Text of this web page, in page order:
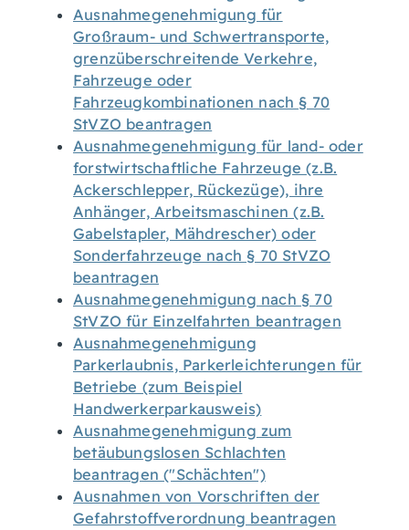
Ausnahmegenehmigung für
Großraum- und Schwertransporte,
grenzüberschreitende Verkehre,
Fahrzeuge oder
Fahrzeugkombinationen nach § 70
StVZO beantragen
Ausnahmegenehmigung für land- oder
forstwirtschaftliche Fahrzeuge (z.B.
Ackerschlepper, Rückezüge), ihre
Anhänger, Arbeitsmaschinen (z.B.
Gabelstapler, Mähdrescher) oder
Sonderfahrzeuge nach § 70 StVZO
beantragen
Ausnahmegenehmigung nach § 70
StVZO für Einzelfahrten beantragen
Ausnahmegenehmigung
Parkerlaubnis, Parkerleichterungen für
Betriebe (zum Beispiel
Handwerkerparkausweis)
Ausnahmegenehmigung zum
betäubungslosen Schlachten
beantragen ("Schächten")
Ausnahmen von Vorschriften der
Gefahrstoffverordnung beantragen